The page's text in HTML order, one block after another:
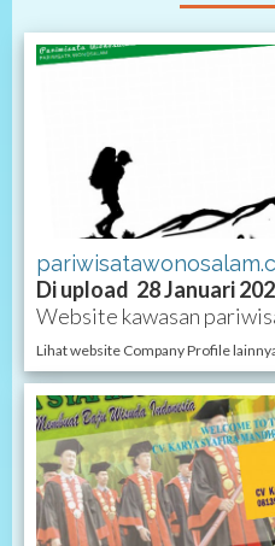
Di upload 28 Januari
Website kawasan
Lihat website Company Profile